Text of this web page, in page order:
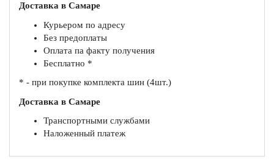
Доставка в Самаре
Курьером по адресу
Без предоплаты
Оплата па факту получения
Бесплатно *
* - при покупке комплекта шин (4шт.)
Доставка в Самаре
Транспортными службами
Наложенный платеж